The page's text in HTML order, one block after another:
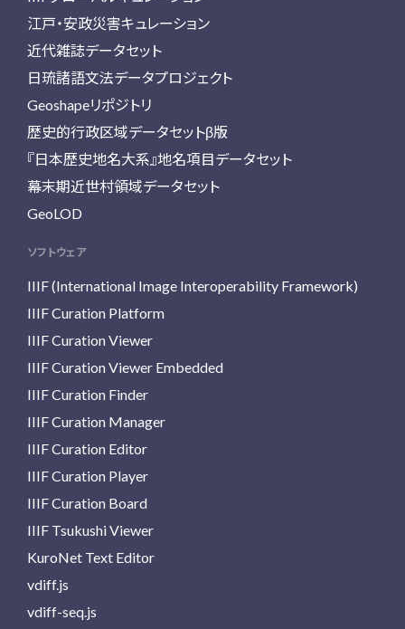
江戸・安政災害キュレーション
近代雑誌データセット
日琉諸語文法データプロジェクト
Geoshapeリポジトリ
歴史的行政区域データセットβ版
『日本歴史地名大系』地名項目データセット
幕末期近世村領域データセット
GeoLOD
ソフトウェア
IIIF (International Image Interoperability Framework)
IIIF Curation Platform
IIIF Curation Viewer
IIIF Curation Viewer Embedded
IIIF Curation Finder
IIIF Curation Manager
IIIF Curation Editor
IIIF Curation Player
IIIF Curation Board
IIIF Tsukushi Viewer
KuroNet Text Editor
vdiff.js
vdiff-seq.js